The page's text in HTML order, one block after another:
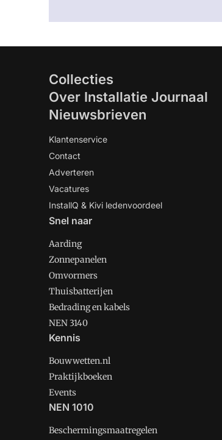
Collecties
Over Installatie Journaal
Nieuwsbrieven
Klantenservice
Contact
Adverteren
Vacatures
InstallQ & Kivi ledenvoordeel
Snel naar
Aarding
Zonnepanelen
Omvormers
Thuisbatterijen
Bedrading en kabels
NEN 3140
Kennis
Bouwwetten.nl
Praktijkboeken
Events
NEN 1010
Beschermingsmaatregelen